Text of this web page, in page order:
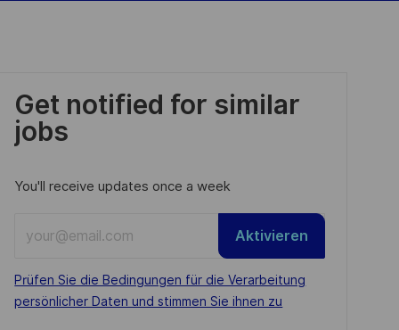
Get notified for similar
jobs
You'll receive updates once a week
Email
address
(Required)
Required
Prüfen Sie die Bedingungen für die Verarbeitung
persönlicher Daten und stimmen Sie ihnen zu
Aktivieren